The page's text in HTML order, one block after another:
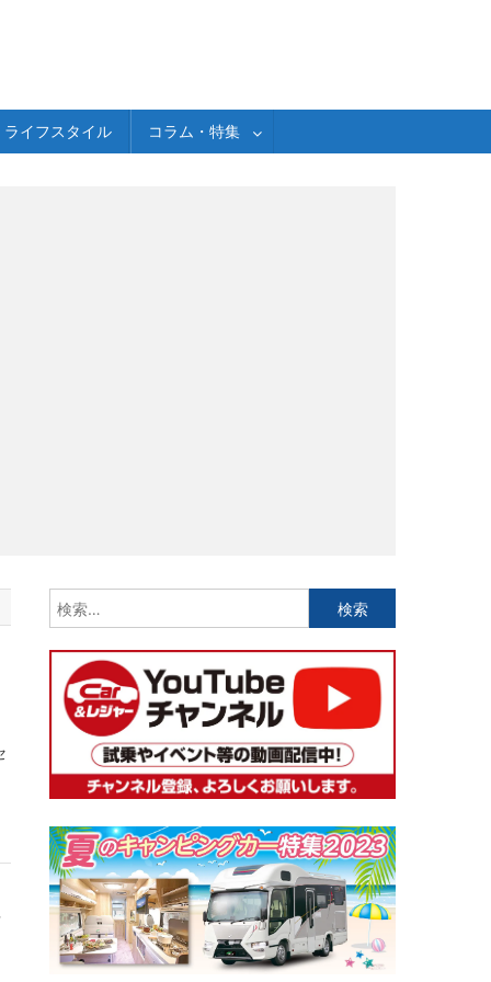
ライフスタイル コラム・特集
索: